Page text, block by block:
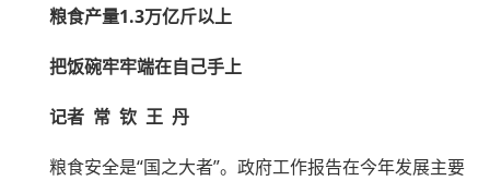
粮食产量1.3万亿斤以上
把饭碗牢牢端在自己手上
记者 常 钦 王 丹
粮食安全是“国之大者”。政府工作报告在今年发展主要